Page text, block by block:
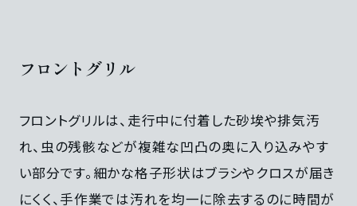
フロントグリル
フロントグリルは、走行中に付着した砂埃や排気汚
れ、虫の残骸などが複雑な凹凸の奥に入り込みやす
い部分です。細かな格子形状はブラシやクロスが届き
にくく、手作業では汚れを均一に除去するのに時間が